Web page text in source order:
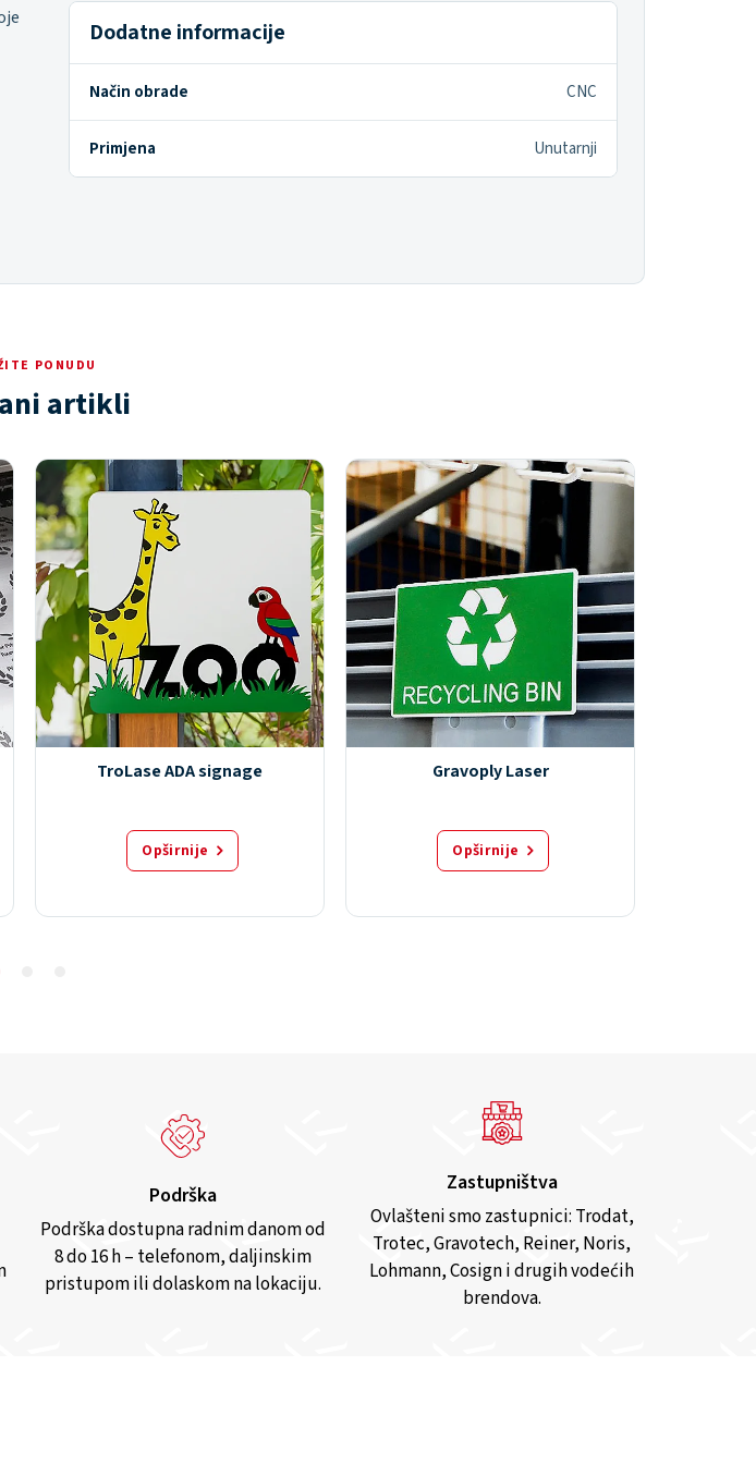
Dodatne informacije
Način obrade CNC
Primjena Unutarnji
PONUDU
artikli
TroLase ADA signage
Opširnije
Gravoply Laser
Opširnije
Podrška
Podrška dostupna radnim danom od
8 do 16 h – telefonom, daljinskim
pristupom ili dolaskom na lokaciju.
Zastupništva
Ovlašteni smo zastupnici: Trodat,
Trotec, Gravotech, Reiner, Noris,
Lohmann, Cosign i drugih vodećih
brendova.